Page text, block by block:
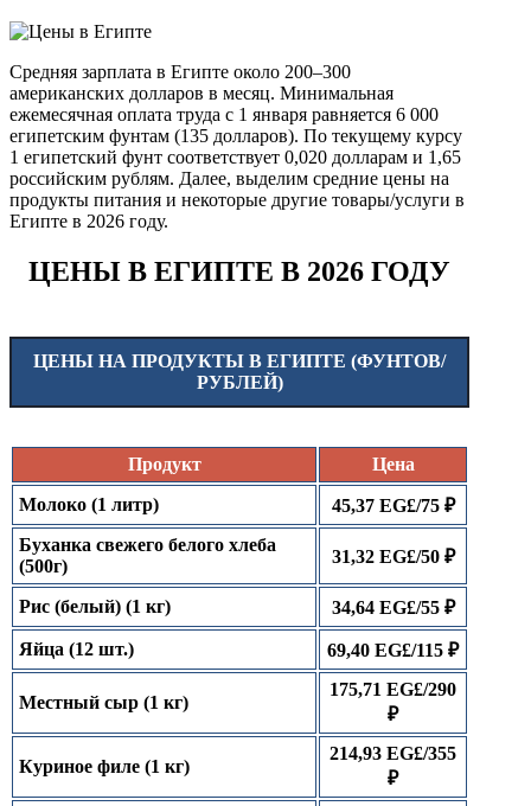
Средняя зарплата в Египте около 200–300
американских долларов в месяц. Минимальная
ежемесячная оплата труда с 1 января равняется 6 000
египетским фунтам (135 долларов). По текущему курсу
1 египетский фунт соответствует 0,020 долларам и 1,65
российским рублям. Далее, выделим средние цены на
продукты питания и некоторые другие товары/услуги в
Египте в 2026 году.
ЦЕНЫ В ЕГИПТЕ В 2026 ГОДУ
ЦЕНЫ НА ПРОДУКТЫ В ЕГИПТЕ (ФУНТОВ/
РУБЛЕЙ)
Продукт
Цена
Молоко (1 литр)
45,37 EG£/75 ₽
Буханка свежего белого хлеба
(500г)
31,32 EG£/50 ₽
Рис (белый) (1 кг) 34,64 EG£/55 ₽
Яйца (12 шт.) 69,40 EG£/115 ₽
Местный сыр (1 кг)
175,71 EG£/290
₽
Куриное филе (1 кг)
214,93 EG£/355
₽